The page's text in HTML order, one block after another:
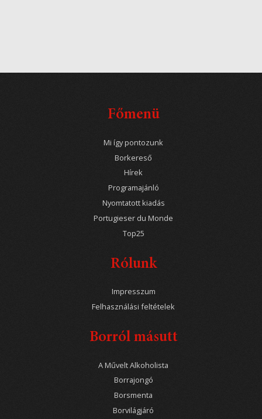
Főmenü
Mi így pontozunk
Borkereső
Hírek
Programajánló
Nyomtatott kiadás
Portugieser du Monde
Top25
Rólunk
Impresszum
Felhasználási feltételek
Borról másutt
A Művelt Alkoholista
Borrajongó
Borsmenta
Borvilágjáró